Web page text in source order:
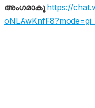
അംഗമാകൂ https://